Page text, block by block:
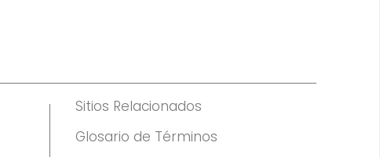
Sitios Relacionados
Glosario de Términos